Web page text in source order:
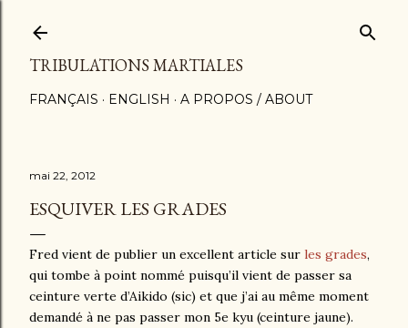
TRIBULATIONS MARTIALES
FRANÇAIS ENGLISH A PROPOS / ABOUT
mai 22, 2012
ESQUIVER LES GRADES
Fred vient de publier un excellent article sur les grades,
qui tombe à point nommé puisqu’il vient de passer sa
ceinture verte d’Aikido (sic) et que j’ai au même moment
demandé à ne pas passer mon 5e kyu (ceinture jaune).